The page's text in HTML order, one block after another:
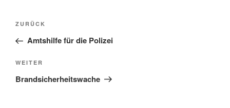
ZURÜCK
Amtshilfe für die Polizei
WEITER
Brandsicherheitswache